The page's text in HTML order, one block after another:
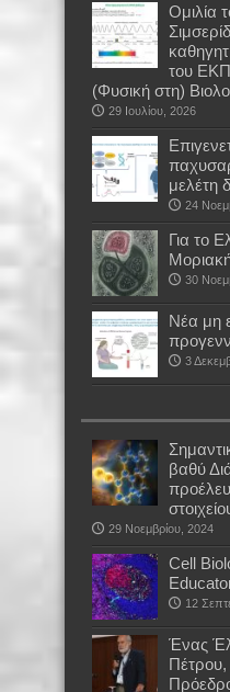
Oμιλία
του
(Φυσική στη)
29 Ιουλίου, 2026
μελέτη
24
Για το
30
Νέα μη
3
βαθύ
29 Νοεμβρίου, 2024
Cell
12
Ένας